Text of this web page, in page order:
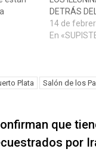
DETRÁS
14 de
En
Plata Salón de los
que
por